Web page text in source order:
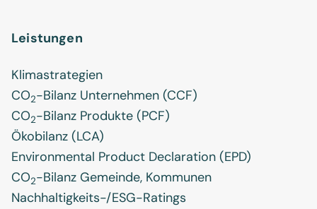
Leistungen
Klimastrategien
CO2-Bilanz Unternehmen (CCF)
CO2-Bilanz Produkte (PCF)
Ökobilanz (LCA)
Environmental Product Declaration (EPD)
CO2-Bilanz Gemeinde, Kommunen
Nachhaltigkeits-/ESG-Ratings